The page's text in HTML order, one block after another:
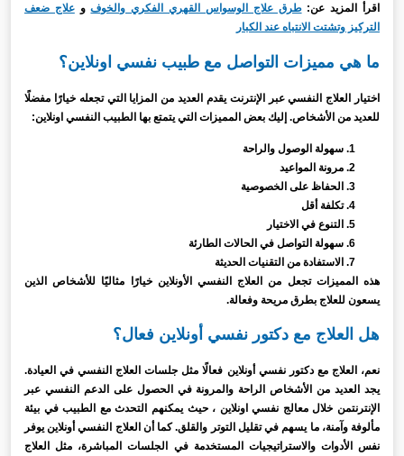
اقرأ المزيد عن:طرق علاج الوسواس القهري الفكري والخوفوعلاج ضعف
التركيز وتشتت الانتباه عند الكبار
ما هي مميزات التواصل مع طبيب نفسي اونلاين؟
اختيار العلاج النفسي عبر الإنترنت يقدم العديد من المزايا التي تجعله خيارًا مفضلًا
للعديد من الأشخاص. إليك بعض المميزات التي يتمتع بها الطبيب النفسي اونلاين:
سهولة الوصول والراحة
مرونة المواعيد
الحفاظ على الخصوصية
تكلفة أقل
التنوع في الاختيار
سهولة التواصل في الحالات الطارئة
الاستفادة من التقنيات الحديثة
هذه المميزات تجعل من العلاج النفسي الأونلاين خيارًا مثاليًا للأشخاص الذين
يسعون للعلاج بطرق مريحة وفعالة.
هل العلاج مع دكتور نفسي أونلاين فعال؟
نعم، العلاج مع دكتور نفسي أونلاين فعالًا مثل جلسات العلاج النفسي في العيادة.
يجد العديد من الأشخاص الراحة والمرونة في الحصول على الدعم النفسي عبر
الإنترنتمن خلال معالج نفسي اونلاين ، حيث يمكنهم التحدث مع الطبيب في بيئة
مألوفة وآمنة، ما يسهم في تقليل التوتر والقلق. كما أن العلاج النفسي أونلاين يوفر
نفس الأدوات والاستراتيجيات المستخدمة في الجلسات المباشرة، مثل العلاج